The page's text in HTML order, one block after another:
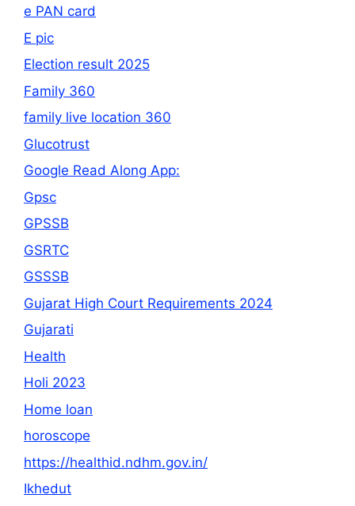
e PAN card
E pic
Election result 2025
Family 360
family live location 360
Glucotrust
Google Read Along App:
Gpsc
GPSSB
GSRTC
GSSSB
Gujarat High Court Requirements 2024
Gujarati
Health
Holi 2023
Home loan
horoscope
https://healthid.ndhm.gov.in/
Ikhedut